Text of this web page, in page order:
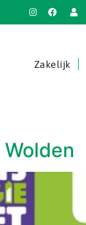
Zakelijk
Wolden